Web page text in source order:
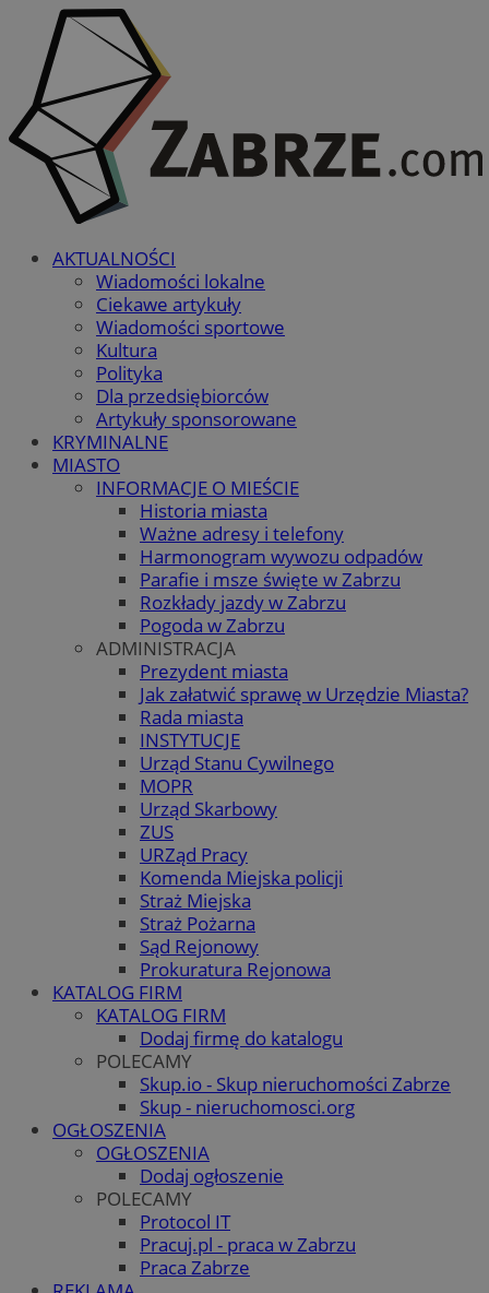
AKTUALNOŚCI
Wiadomości lokalne
Ciekawe artykuły
Wiadomości sportowe
Kultura
Polityka
Dla przedsiębiorców
Artykuły sponsorowane
KRYMINALNE
MIASTO
INFORMACJE O MIEŚCIE
Historia miasta
Ważne adresy i telefony
Harmonogram wywozu odpadów
Parafie i msze święte w Zabrzu
Rozkłady jazdy w Zabrzu
Pogoda w Zabrzu
ADMINISTRACJA
Prezydent miasta
Jak załatwić sprawę w Urzędzie Miasta?
Rada miasta
INSTYTUCJE
Urząd Stanu Cywilnego
MOPR
Urząd Skarbowy
ZUS
URZąd Pracy
Komenda Miejska policji
Straż Miejska
Straż Pożarna
Sąd Rejonowy
Prokuratura Rejonowa
KATALOG FIRM
KATALOG FIRM
Dodaj firmę do katalogu
POLECAMY
Skup.io - Skup nieruchomości Zabrze
Skup - nieruchomosci.org
OGŁOSZENIA
OGŁOSZENIA
Dodaj ogłoszenie
POLECAMY
Protocol IT
Pracuj.pl - praca w Zabrzu
Praca Zabrze